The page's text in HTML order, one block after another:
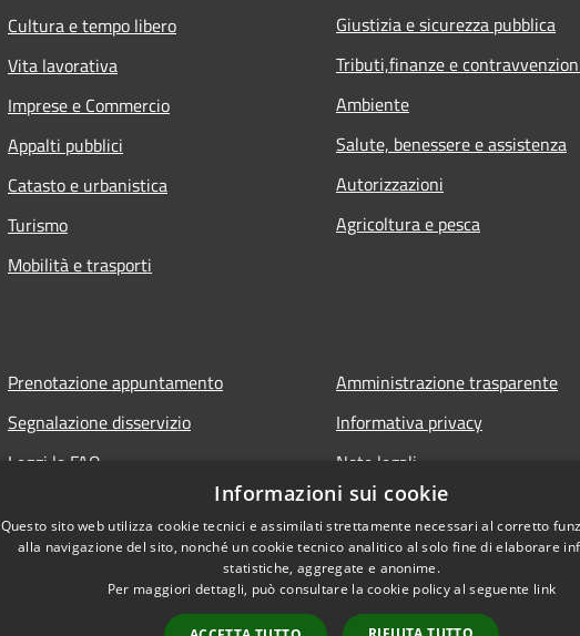
Cultura e tempo libero
Vita lavorativa
Imprese e Commercio
Appalti pubblici
Catasto e urbanistica
Turismo
Mobilità e trasporti
Giustizia e sicurezza pubblica
Tributi,finanze e
Ambiente
Salute, benessere e assistenza
Autorizzazioni
Agricoltura e pesca
Prenotazione appuntamento
Segnalazione disservizio
Leggi le FAQ
Amministrazione trasparente
Informativa privacy
Note legali
Dichiarazione di accessibilità
Meccanismo di Feedback
Informazioni sui cookie
Questo sito web utilizza cookie tecnici e assimilati strettamente necessari al corretto
alla navigazione del sito, nonché un cookie tecnico analitico al solo fine di elaborare
statistiche, aggregate e anonime.
Per maggiori dettagli, può consultare la cookie policy al seguente link